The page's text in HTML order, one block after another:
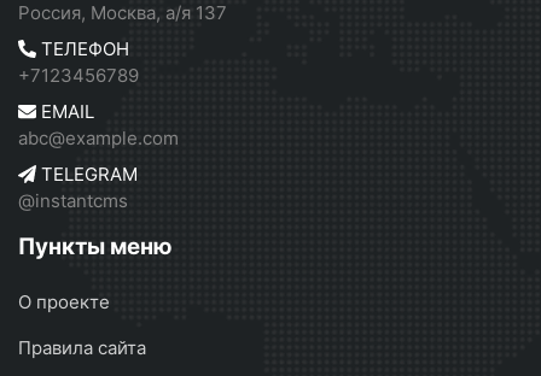
Россия, Москва, а/я 137
ТЕЛЕФОН
+7123456789
EMAIL
abc@example.com
TELEGRAM
@instantcms
Пункты меню
О проекте
Правила сайта